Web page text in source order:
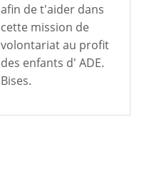
afin de t'aider dans
cette mission de
volontariat au profit
des enfants d' ADE.
Bises.